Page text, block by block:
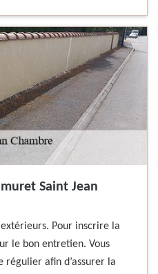
Saint Jean
Pour inscrire la
le bon entretien. Vous
régulier afin d’assurer la